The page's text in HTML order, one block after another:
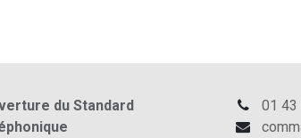
du Standard
01 43